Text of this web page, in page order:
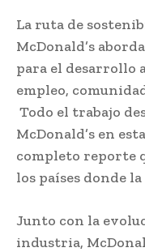
La ruta de
McDonald’s
para el desarrollo
empleo,
Todo el trabajo
McDonald’s en
completo reporte
los países donde
Junto con la
industria,